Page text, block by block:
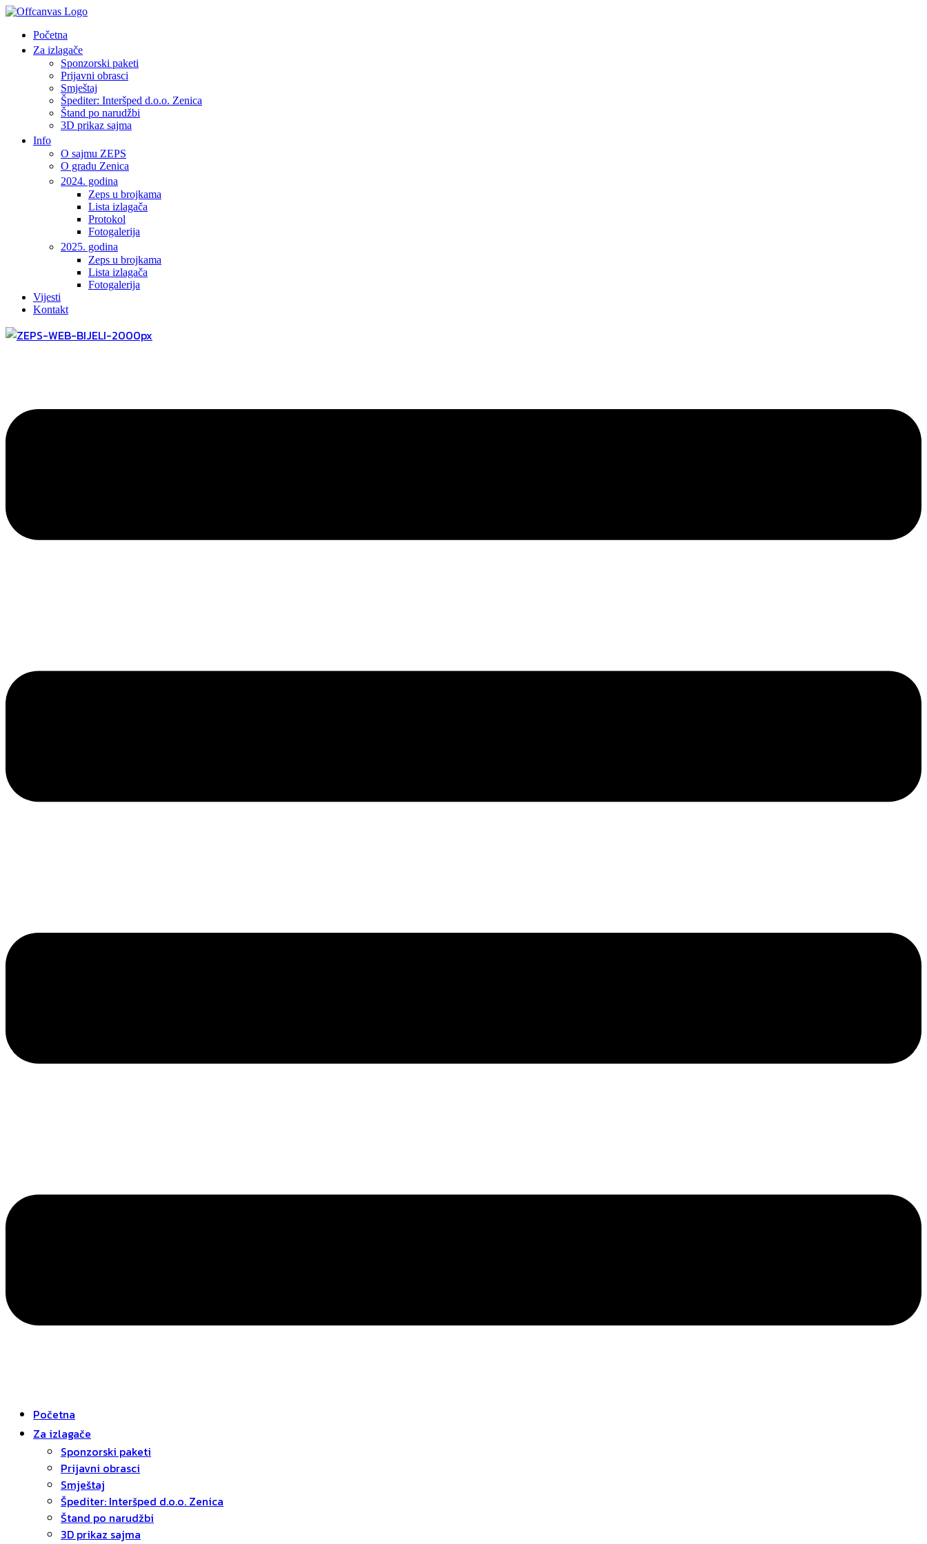
Početna
Za izlagače
Sponzorski paketi
Prijavni obrasci
Smještaj
Špediter: Interšped d.o.o. Zenica
Štand po narudžbi
3D prikaz sajma
Info
O sajmu ZEPS
O gradu Zenica
2024. godina
Zeps u brojkama
Lista izlagača
Protokol
Fotogalerija
2025. godina
Zeps u brojkama
Lista izlagača
Fotogalerija
Vijesti
Kontakt
Početna
Za izlagače
Sponzorski paketi
Prijavni obrasci
Smještaj
Špediter: Interšped d.o.o. Zenica
Štand po narudžbi
3D prikaz sajma